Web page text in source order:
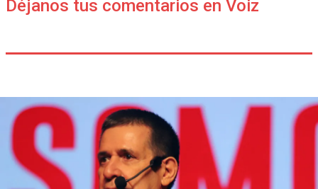
Déjanos tus comentarios en Voiz